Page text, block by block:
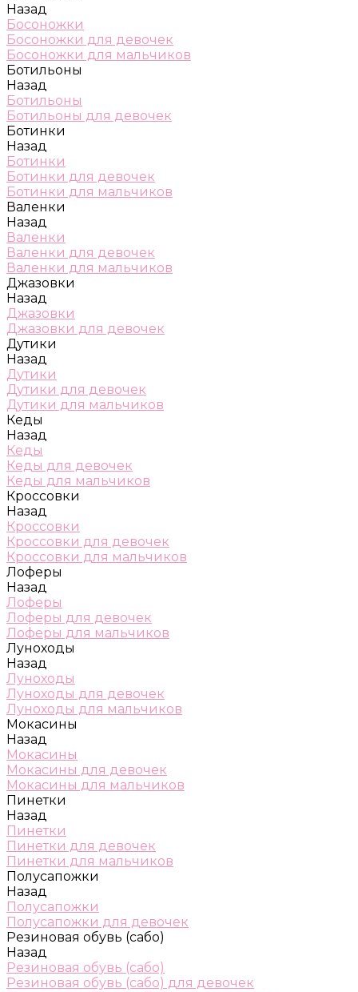
Назад
Босоножки
Босоножки для девочек
Босоножки для мальчиков
Ботильоны
Назад
Ботильоны
Ботильоны для девочек
Ботинки
Назад
Ботинки
Ботинки для девочек
Ботинки для мальчиков
Валенки
Назад
Валенки
Валенки для девочек
Валенки для мальчиков
Джазовки
Назад
Джазовки
Джазовки для девочек
Дутики
Назад
Дутики
Дутики для девочек
Дутики для мальчиков
Кеды
Назад
Кеды
Кеды для девочек
Кеды для мальчиков
Кроссовки
Назад
Кроссовки
Кроссовки для девочек
Кроссовки для мальчиков
Лоферы
Назад
Лоферы
Лоферы для девочек
Лоферы для мальчиков
Луноходы
Назад
Луноходы
Луноходы для девочек
Луноходы для мальчиков
Мокасины
Назад
Мокасины
Мокасины для девочек
Мокасины для мальчиков
Пинетки
Назад
Пинетки
Пинетки для девочек
Пинетки для мальчиков
Полусапожки
Назад
Полусапожки
Полусапожки для девочек
Резиновая обувь (сабо)
Назад
Резиновая обувь (сабо)
Резиновая обувь (сабо) для девочек